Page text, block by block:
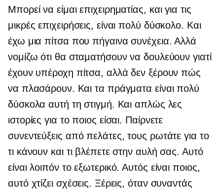
Μπορεί να είμαι επιχειρηματίας, και για τις
μικρές επιχειρήσεις, είναι πολύ δύσκολο. Και
έχω μια πίτσα που πήγαινα συνέχεια. Αλλά
νομίζω ότι θα σταματήσουν να δουλεύουν γιατί
έχουν υπέροχη πίτσα, αλλά δεν ξέρουν πώς
να πλασάρουν. Και τα πράγματα είναι πολύ
δύσκολα αυτή τη στιγμή. Και απλώς λες
ιστορίες για το ποιος είσαι. Παίρνετε
συνεντεύξεις από πελάτες, τους ρωτάτε για το
τι κάνουν και τι βλέπετε στην αυλή σας. Αυτό
είναι λοιπόν το εξωτερικό. Αυτός είναι ποιος,
αυτό χτίζει σχέσεις. Ξέρεις, όταν συναντάς